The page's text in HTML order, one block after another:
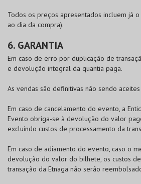
Todos os preços apresentados incluem já
ao dia da compra).
6. GARANTIA
Em caso de erro por duplicação de
e devolução integral da quantia paga.
As vendas são definitivas não sendo
Em caso de cancelamento do evento, a
Evento obriga-se à devolução do valor
excluindo custos de processamento da
Em caso de adiamento do evento, caso o
devolução do valor do bilhete, os custos
transação da Etnaga não serão